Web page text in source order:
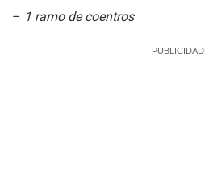
– 1 ramo de coentros